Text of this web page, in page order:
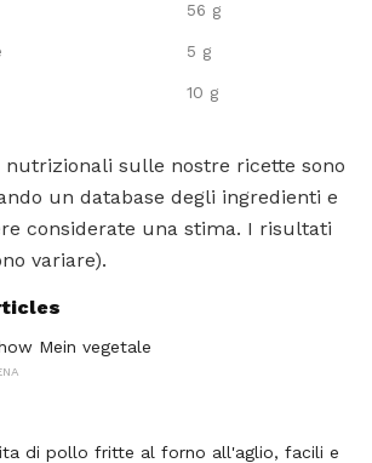
56 g
5 g
10 g
sulle nostre ricette sono
un database degli ingredienti e
considerate una stima. I risultati
variare).
Mein vegetale
di pollo fritte al forno all'aglio, facili e